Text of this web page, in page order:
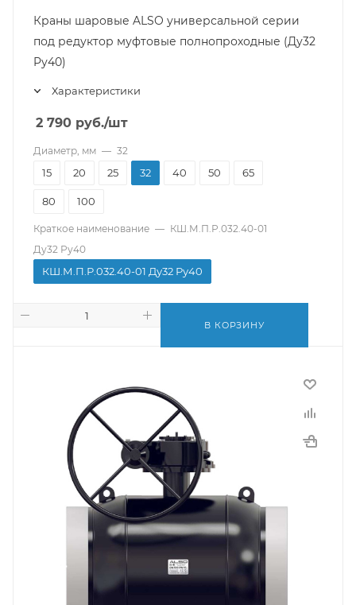
Краны шаровые ALSO универсальной серии
под редуктор муфтовые полнопроходные (Ду32
Pу40)
Характеристики
2 790 руб./шт
Диаметр, мм — 32
15 20 25 32 40 50 65
80 100
Краткое наименование — КШ.М.П.Р.032.40-01
Ду32 Ру40
КШ.М.П.Р.032.40-01 Ду32 Ру40
В КОРЗИНУ